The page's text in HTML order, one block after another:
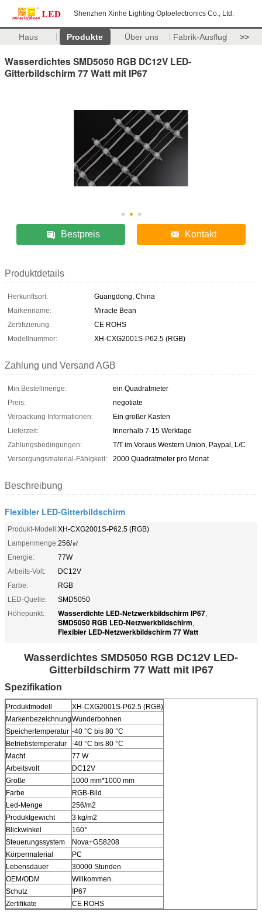
Shenzhen Xinhe Lighting Optoelectronics Co., Ltd.
Haus Produkte Über uns Fabrik-Ausflug >>
Wasserdichtes SMD5050 RGB DC12V LED-
Gitterbildschirm 77 Watt mit IP67
Bestpreis Kontakt
Produktdetails
Herkunftsort:
Guangdong, China
Markenname:
Miracle Bean
Zertifizierung:
CE ROHS
Modellnummer:
XH-CXG2001S-P62.5 (RGB)
Zahlung und Versand AGB
Min Bestellmenge:
ein Quadratmeter
Preis:
negotiate
Verpackung Informationen:
Ein großer Kasten
Lieferzeit:
Innerhalb 7-15 Werktage
Zahlungsbedingungen:
T/T im Voraus Western Union, Paypal, L/C
Versorgungsmaterial-Fähigkeit:
2000 Quadratmeter pro Monat
Beschreibung
Flexibler LED-Gitterbildschirm
Produkt-Modell:XH-CXG2001S-P62.5 (RGB)
Lampenmenge:256/㎡
Energie:
77W
Arbeits-Volt:
DC12V
Farbe:
RGB
LED-Quelle:
SMD5050
Höhepunkt:
Wasserdichte LED-Netzwerkbildschirm IP67,
SMD5050 RGB LED-Netzwerkbildschirm,
Flexibler LED-Netzwerkbildschirm 77 Watt
Wasserdichtes SMD5050 RGB DC12V LED-
Gitterbildschirm 77 Watt mit IP67
Spezifikation
Produktmodell
XH-CXG2001S-P62.5 (RGB)
MarkenbezeichnungWunderbohnen
Speichertemperatur -40 °C bis 80 °C
Betriebstemperatur
-40 °C bis 80 °C
Macht
77 W
Arbeitsvolt
DC12V
Größe
1000 mm*1000 mm
Farbe
RGB-Bild
Led-Menge
256/m2
Produktgewicht
3 kg/m2
Blickwinkel
160°
Steuerungssystem
Nova+GS8208
Körpermaterial
PC
Lebensdauer
30000 Stunden
OEM/ODM
Willkommen.
Schutz
IP67
Zertifikate
CE ROHS